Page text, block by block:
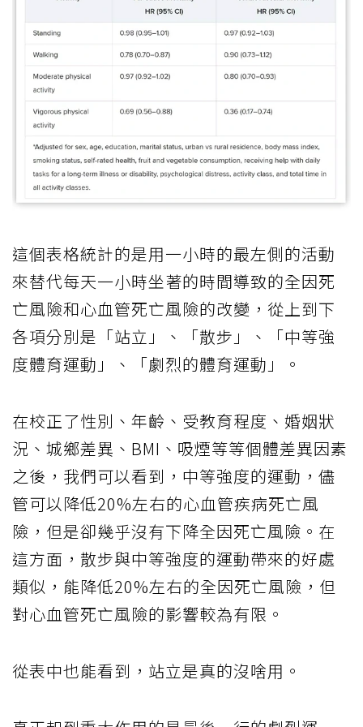
這個表格統計的是用一小時的最左側的活動
來替代每天一小時坐著的時間導致的全因死
亡風險和心血管死亡風險的改變，從上到下
各項分別是「站立」、「散步」、「中等強
度體育運動」、「劇烈的體育運動」。
在校正了性別、年齡、受教育程度、婚姻狀
況、城鄉差異、BMI、吸煙等等個體差異因素
之後，我們可以看到，中等強度的運動，儘
管可以降低20%左右的心血管疾病死亡風
險，但是卻幾乎沒有下降全因死亡風險。在
這方面，散步與中等強度的運動帶來的好處
類似，能降低20%左右的全因死亡風險，但
對心血管死亡風險的影響較為有限。
從表中也能看到，站立是真的沒啥用。